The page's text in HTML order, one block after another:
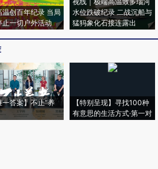
温创百年纪录 当局
止一切户外活动
水位跌破纪录 二战沉船与
猛犸象化石接连露出
一答案】不止“养
【特别呈现】寻找100种
有意思的生活方式·第一对